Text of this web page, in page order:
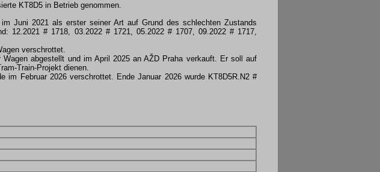
KT8D5 in Betrieb genommen.
Juni 2021 als erster seiner Art auf Grund des schlechten Zustands
12.2021 # 1718, 03.2022 # 1721, 05.2022 # 1707, 09.2022 # 1717,
verschrottet.
abgestellt und im April 2025 an AŽD Praha verkauft. Er soll auf
Train-Projekt dienen.
im Februar 2026 verschrottet. Ende Januar 2026 wurde KT8D5R.N2 #